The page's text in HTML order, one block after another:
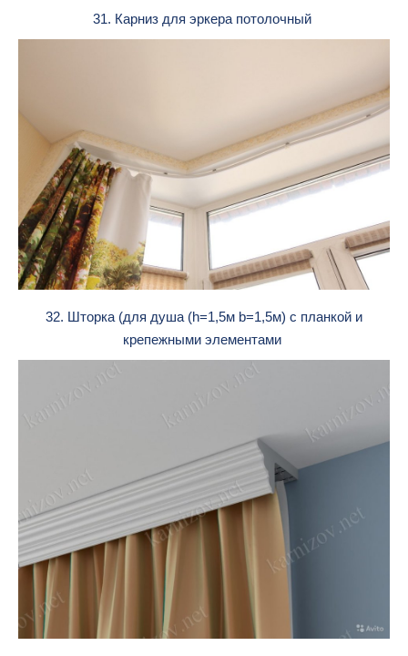
31. Карниз для эркера потолочный
32. Шторка (для душа (h=1,5м b=1,5м) с планкой и
крепежными элементами